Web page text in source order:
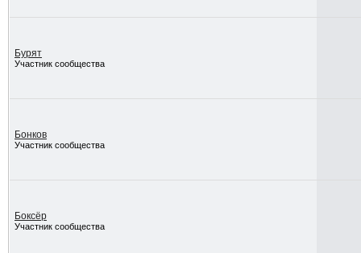
Бурят
Участник сообщества
Бонков
Участник сообщества
Боксёр
Участник сообщества